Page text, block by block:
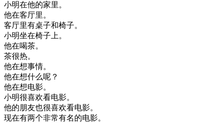
小明在他的家里。
他在客厅里。
客厅里有桌子和椅子。
小明坐在椅子上。
他在喝茶。
茶很热。
他在想事情。
他在想什么呢 ？
他在想电影。
小明很喜欢看电影。
他的朋友也很喜欢看电影。
现在有两个非常有名的电影。